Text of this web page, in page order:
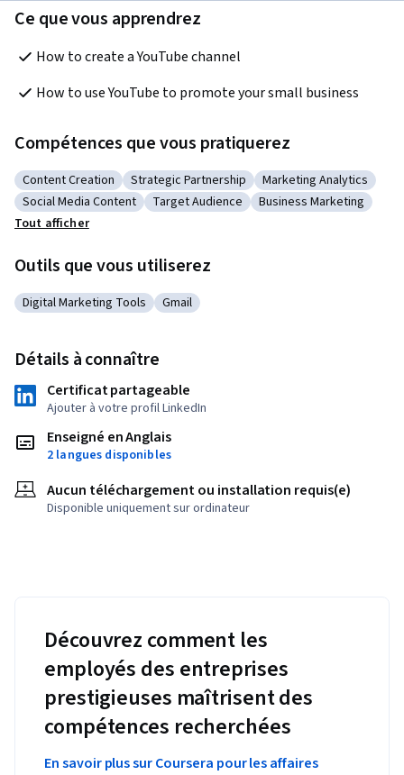
Ce que vous apprendrez
How to create a YouTube channel
How to use YouTube to promote your small business
Compétences que vous pratiquerez
Catégorie : Content Creation
Content Creation Catégorie : Strategic Partnership
Strategic Partnership Catégorie : Marketing
Marketing Analytics
Catégorie : Social Media Content
Social Media Content Catégorie : Target Audience
Target Audience Catégorie : Business
Business Marketing
Tout afficher
Outils que vous utiliserez
Catégorie : Digital Marketing Tools
Digital Marketing Tools Catégorie : Gmail
Gmail
Détails à connaître
Certificat partageable
Ajouter à votre profil LinkedIn
Enseigné en Anglais
2 langues disponibles
Aucun téléchargement ou installation requis(e)
Disponible uniquement sur ordinateur
Découvrez comment les
employés des entreprises
prestigieuses maîtrisent des
compétences recherchées
En savoir plus sur Coursera pour les affaires